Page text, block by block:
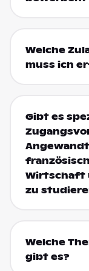
Welche
muss ich
Gibt es
Wirtschaft
zu
Welche
gibt es?